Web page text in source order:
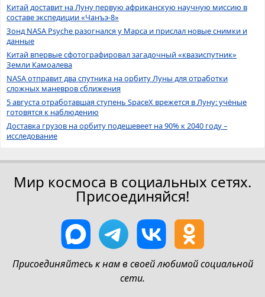
Китай доставит на Луну первую африканскую научную миссию в
составе экспедиции «Чанъэ-8»
Зонд NASA Psyche разогнался у Марса и прислал новые снимки и
данные
Китай впервые сфотографировал загадочный «квазиспутник»
Земли Камоалева
NASA отправит два спутника на орбиту Луны для отработки
сложных маневров сближения
5 августа отработавшая ступень SpaceX врежется в Луну: учёные
готовятся к наблюдению
Доставка грузов на орбиту подешевеет на 90% к 2040 году –
исследование
Мир космоса в социальных сетях.
Присоединяйся!
Присоединяйтесь к нам в своей любимой социальной
сети.